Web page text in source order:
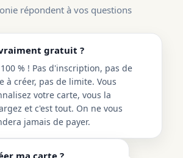
répondent à vos questions
gratuit ?
% ! Pas d'inscription, pas de
à créer, pas de limite. Vous
votre carte, vous la
et c'est tout. On ne vous
jamais de payer.
ma carte ?